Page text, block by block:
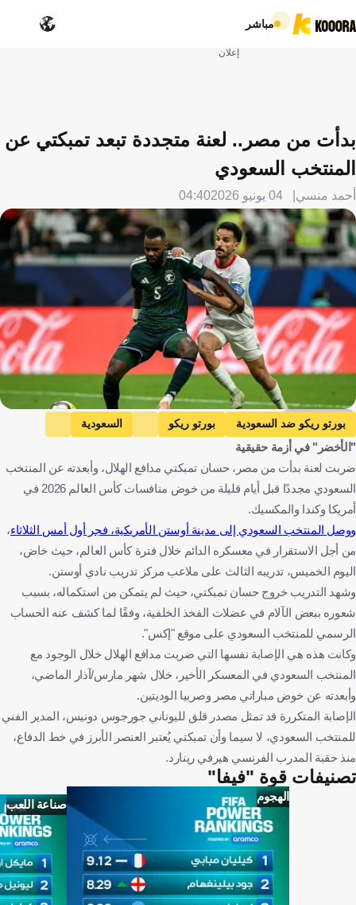
مباشر
إعلان
بدأت من مصر.. لعنة متجددة تبعد تمبكتي عن
المنتخب السعودي
أحمد منسي 04 يونيو 2026 04:40
Getty Images
بورتو ريكو ضد السعودية بورتو ريكو
السعودية
المباريات الودية
البرازيل ضد مصر
كأس العالم
بورتوريكو المملكة العربية السعودية
البرازيل
مصر
"الأخضر" في أزمة حقيقية
ضربت لعنة بدأت من مصر، حسان تمبكتي مدافع الهلال، وأبعدته عن المنتخب
السعودي مجددًا قبل أيام قليلة من خوض منافسات كأس العالم 2026 في
أمريكا وكندا والمكسيك.
ووصل المنتخب السعودي إلى مدينة أوستن الأمريكية، فجر أول أمس الثلاثاء،
من أجل الاستقرار في معسكره الدائم خلال فترة كأس العالم، حيث خاض،
اليوم الخميس، تدريبه الثالث على ملاعب مركز تدريب نادي أوستن.
وشهد التدريب خروج حسان تمبكتي، حيث لم يتمكن من استكماله، بسبب
شعوره ببعض الآلام في عضلات الفخذ الخلفية، وفقًا لما كشف عنه الحساب
الرسمي للمنتخب السعودي على موقع "إكس".
وكانت هذه هي الإصابة نفسها التي ضربت مدافع الهلال خلال الوجود مع
المنتخب السعودي في المعسكر الأخير، خلال شهر مارس/آذار الماضي،
وأبعدته عن خوض مباراتي مصر وصربيا الوديتين.
الإصابة المتكررة قد تمثل مصدر قلق لليوناني جورجوس دونيس، المدير الفني
للمنتخب السعودي، لا سيما وأن تمبكتي يُعتبر العنصر الأبرز في خط الدفاع،
منذ حقبة المدرب الفرنسي هيرفي رينارد.
تصنيفات قوة "فيفا"
الهجوم
صناعة اللعب